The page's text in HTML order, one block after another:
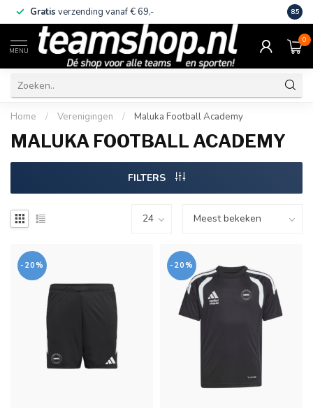
Gratis verzending vanaf € 69,- Eigen
8.5
MENU
0
Home / Verenigingen / Maluka Football Academy
MALUKA FOOTBALL ACADEMY
FILTERS
-20% -20%